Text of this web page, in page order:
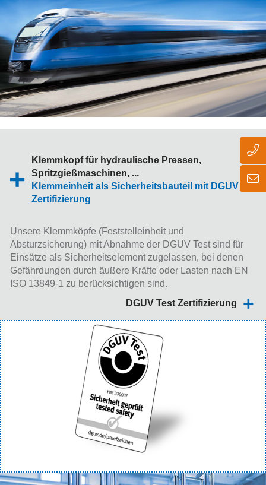
Klemmkopf für hydraulische Pressen,
Spritzgießmaschinen, ...
Klemmeinheit als Sicherheitsbauteil mit DGUV Test
Zertifizierung
Unsere Klemmköpfe (Feststelleinheit und
Absturzsicherung) mit Abnahme der DGUV Test sind für
Einsätze als Sicherheitselement zugelassen, bei denen
Gefährdungen durch äußere Kräfte oder Lasten nach EN
ISO 13849-1 zu berücksichtigen sind.
DGUV Test Zertifizierung